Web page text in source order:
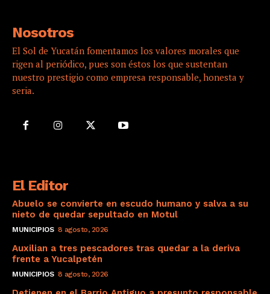
Nosotros
El Sol de Yucatán fomentamos los valores morales que
rigen al periódico, pues son éstos los que sustentan
nuestro prestigio como empresa responsable, honesta y
seria.
El Editor
Abuelo se convierte en escudo humano y salva a su
nieto de quedar sepultado en Motul
MUNICIPIOS 8 agosto, 2026
Auxilian a tres pescadores tras quedar a la deriva
frente a Yucalpetén
MUNICIPIOS 8 agosto, 2026